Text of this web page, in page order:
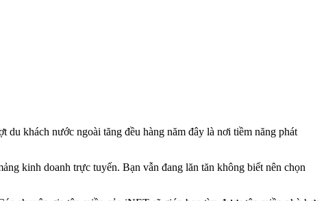
khách nước ngoài tăng đều hàng năm đây là nơi tiềm năng phát
kinh doanh trực tuyến. Bạn vẫn đang lăn tăn không biết nên chọn